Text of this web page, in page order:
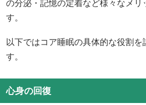
の分泌・記憶の定着など様々なメリ
す。
以下ではコア睡眠の具体的な役割を
す。
心身の回復